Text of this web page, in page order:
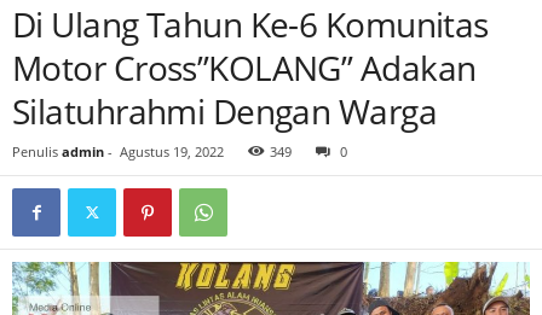
Di Ulang Tahun Ke-6 Komunitas
Motor Cross”KOLANG” Adakan
Silatuhrahmi Dengan Warga
Penulis admin - Agustus 19, 2022 349 0